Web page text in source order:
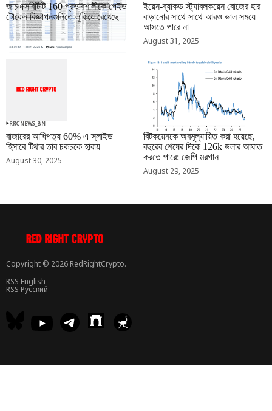
জাচএক্সবিটিটি 160 প্রভাবশালীকে পেইড
টোকেন বিজ্ঞাপনগুলিতে লুকিয়ে রেখেছে
September 01, 2025
ইয়েন-ব্যাকড স্ট্যাবলকয়েন বোজের হার
বাড়ানোর সাথে সাথে আরও ভাল সময়ে
আসতে পারে না
August 31, 2025
RRCNEWS_BN
বাজারের আধিপত্য 60% এ স্লাইড
হিসাবে টিথার তার চকচকে হারায়
August 30, 2025
RRCNEWS_BN
বিটকয়েনকে অবমূল্যায়িত করা হয়েছে,
বছরের শেষের দিকে 126k ডলার আঘাত
করতে পারে: জেপি মরগান
August 29, 2025
Copyright © 2026 RedRightCrypto.
RSS English
RSS Русский